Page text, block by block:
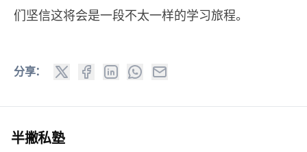
们坚信这将会是一段不太一样的学习旅程。
分享：
半撇私塾